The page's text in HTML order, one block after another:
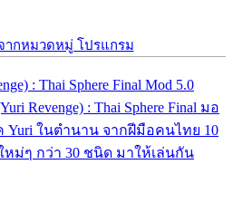
ากหมวดหมู่ โปรแกรม
: Thai Sphere Final Mod 5.0
Revenge) : Thai Sphere Final มอ
Yuri ในตำนาน จากฝีมือคนไทย 10
หม่ๆ กว่า 30 ชนิด มาให้เล่นกัน